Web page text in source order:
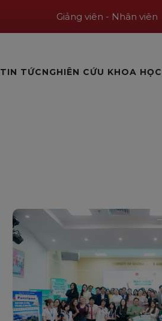
Giảng viên - Nhân viên
TIN TỨCNGHIÊN CỨU KHOA HỌC